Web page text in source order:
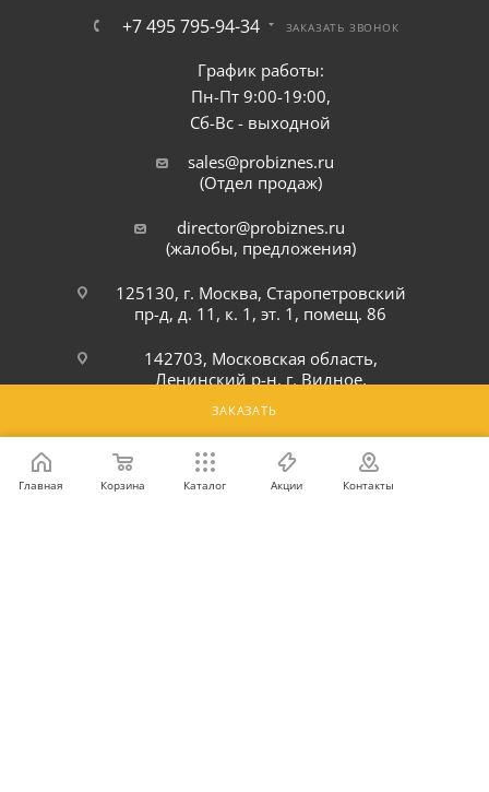
ЗАКАЗАТЬ
+7 495 795-94-34 ЗАКАЗАТЬ ЗВОНОК
График работы:
Пн-Пт 9:00-19:00,
Сб-Вс - выходной
sales@probiznes.ru
(Отдел продаж)
director@probiznes.ru
(жалобы, предложения)
125130, г. Москва, Старопетровский
пр-д, д. 11, к. 1, эт. 1, помещ. 86
142703, Московская область,
Ленинский р-н, г. Видное,
ПОДПИСАТЬСЯ НА РАССЫЛКУ
Главная Корзина Каталог Акции Контакты